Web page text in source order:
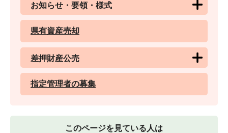
お知らせ・要領・様式
県有資産売却
差押財産公売
指定管理者の募集
このページを見ている人は